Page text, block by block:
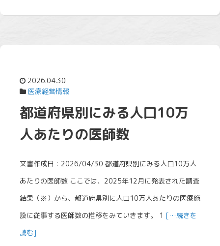
2026.04.30
医療経営情報
都道府県別にみる人口10万
人あたりの医師数
文書作成日：2026/04/30 都道府県別にみる人口10万人
あたりの医師数 ここでは、2025年12月に発表された調査
結果（※）から、都道府県別に人口10万人あたりの医療施
設に従事する医師数の推移をみていきます。 1 […続きを
読む]